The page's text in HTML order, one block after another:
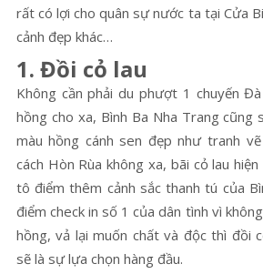
rất có lợi cho quân sự nước ta tại Cửa
cảnh đẹp khác…
1. Đồi cỏ lau
Không cần phải du phượt 1 chuyến
hồng cho xa, Bình Ba Nha Trang cũng
màu hồng cánh sen đẹp như tranh
cách Hòn Rùa không xa, bãi cỏ lau
tô điểm thêm cảnh sắc thanh tú của
điểm check in số 1 của dân tình vì
hồng, vả lại muốn chất và độc thì đồi
sẽ là sự lựa chọn hàng đầu.